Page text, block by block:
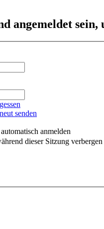
angemeldet
senden
anmelden
dieser Sitzung verbergen